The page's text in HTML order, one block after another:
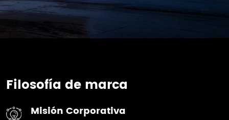
Filosofía de marca
Misión Corporativa